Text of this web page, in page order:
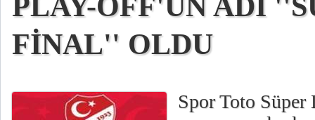
FİNAL'' OLDU
Spor Toto